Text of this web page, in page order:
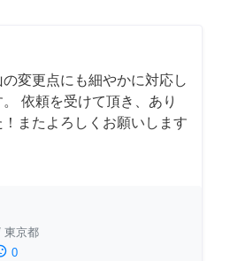
変更点にも細やかに対応し
依頼を受けて頂き、あり
またよろしくお願いします
東京都
0